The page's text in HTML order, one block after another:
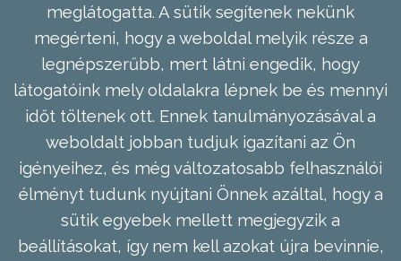
meglátogatta. A sütik segítenek nekünk
megérteni, hogy a weboldal melyik része a
legnépszerűbb, mert látni engedik, hogy
látogatóink mely oldalakra lépnek be és mennyi
időt töltenek ott. Ennek tanulmányozásával a
weboldalt jobban tudjuk igazítani az Ön
igényeihez, és még változatosabb felhasználói
élményt tudunk nyújtani Önnek azáltal, hogy a
sütik egyebek mellett megjegyzik a
beállításokat, így nem kell azokat újra bevinnie,